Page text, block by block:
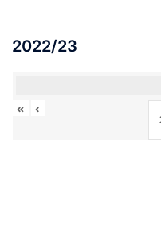
2022/23
« ‹